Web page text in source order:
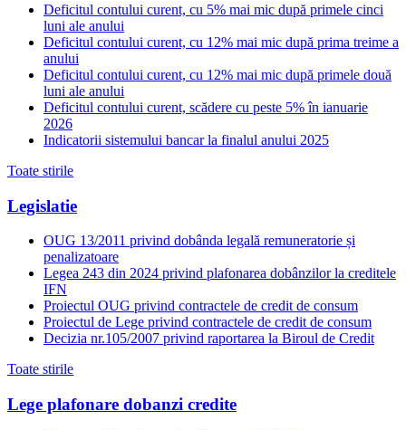
Deficitul contului curent, cu 5% mai mic după primele cinci
luni ale anului
Deficitul contului curent, cu 12% mai mic după prima treime a
anului
Deficitul contului curent, cu 12% mai mic după primele două
luni ale anului
Deficitul contului curent, scădere cu peste 5% în ianuarie
2026
Indicatorii sistemului bancar la finalul anului 2025
Toate stirile
Legislatie
OUG 13/2011 privind dobânda legală remuneratorie și
penalizatoare
Legea 243 din 2024 privind plafonarea dobânzilor la creditele
IFN
Proiectul OUG privind contractele de credit de consum
Proiectul de Lege privind contractele de credit de consum
Decizia nr.105/2007 privind raportarea la Biroul de Credit
Toate stirile
Lege plafonare dobanzi credite